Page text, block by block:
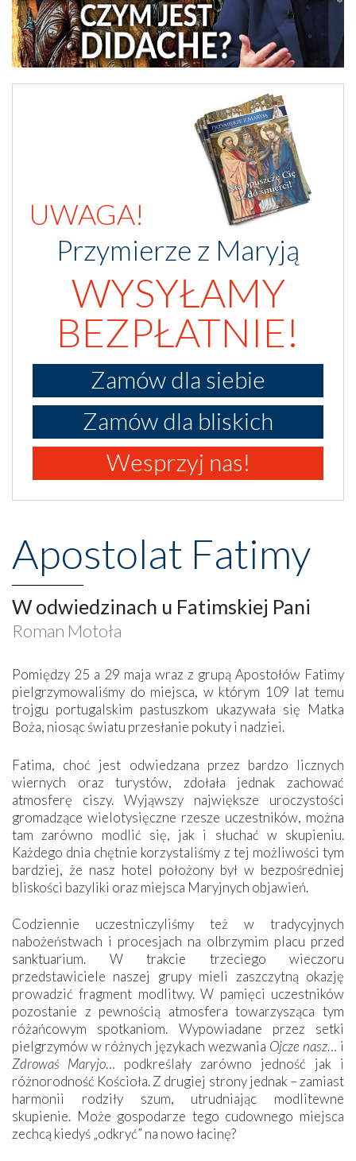
UWAGA!
Przymierze z Maryją
WYSYŁAMY
BEZPŁATNIE!
Zamów dla siebie
Zamów dla bliskich
Wesprzyj nas!
Apostolat Fatimy
W odwiedzinach u Fatimskiej Pani
Roman Motoła
Pomiędzy 25 a 29 maja wraz z grupą Apostołów Fatimy
pielgrzymowaliśmy do miejsca, w którym 109 lat temu
trojgu portugalskim pastuszkom ukazywała się Matka
Boża, niosąc światu przesłanie pokuty i nadziei.
Fatima, choć jest odwiedzana przez bardzo licznych
wiernych oraz turystów, zdołała jednak zachować
atmosferę ciszy. Wyjąwszy największe uroczystości
gromadzące wielotysięczne rzesze uczestników, można
tam zarówno modlić się, jak i słuchać w skupieniu.
Każdego dnia chętnie korzystaliśmy z tej możliwości tym
bardziej, że nasz hotel położony był w bezpośredniej
bliskości bazyliki oraz miejsca Maryjnych objawień.
Codziennie uczestniczyliśmy też w tradycyjnych
nabożeństwach i procesjach na olbrzymim placu przed
sanktuarium. W trakcie trzeciego wieczoru
przedstawiciele naszej grupy mieli zaszczytną okazję
prowadzić fragment modlitwy. W pamięci uczestników
pozostanie z pewnością atmosfera towarzysząca tym
różańcowym spotkaniom. Wypowiadane przez setki
pielgrzymów w różnych językach wezwania Ojcze nasz… i
Zdrowaś Maryjo… podkreślały zarówno jedność jak i
różnorodność Kościoła. Z drugiej strony jednak – zamiast
harmonii rodziły szum, utrudniając modlitewne
skupienie. Może gospodarze tego cudownego miejsca
zechcą kiedyś „odkryć” na nowo łacinę?